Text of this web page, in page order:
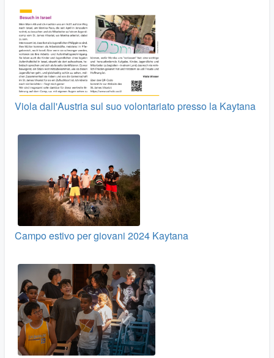
Viola dall'Austria sul suo volontariato presso la Kaytana
Campo estivo per giovani 2024 Kaytana